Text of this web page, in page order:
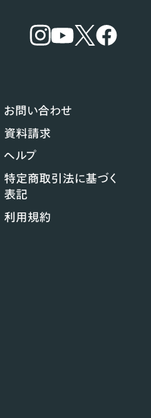
お問い合わせ
資料請求
ヘルプ
特定商取引法に基づく
表記
利用規約